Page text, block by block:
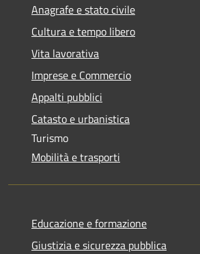
Anagrafe e stato civile
Cultura e tempo libero
Vita lavorativa
Imprese e Commercio
Appalti pubblici
Catasto e urbanistica
Turismo
Mobilità e trasporti
Educazione e formazione
Giustizia e sicurezza pubblica